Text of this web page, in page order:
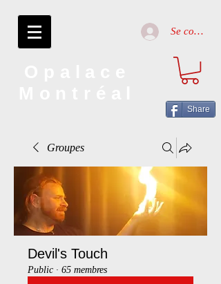
Se connecter
Share
Groupes
Devil's Touch
Public · 65 membres